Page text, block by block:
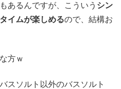
あるんですが、こういう シン
イムが楽しめるので、結構お
方ｗ
スソルト以外のバスソルト